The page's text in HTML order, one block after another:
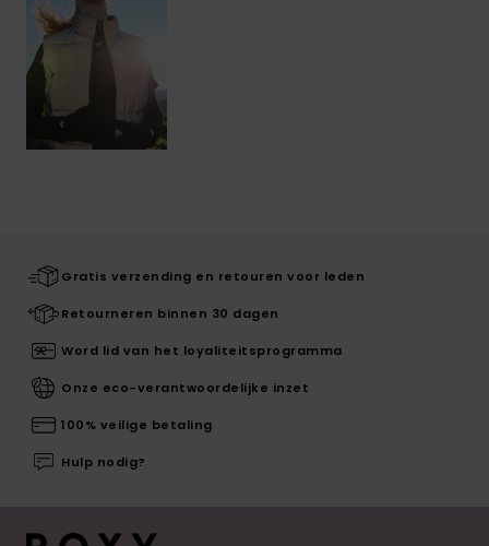
Gratis verzending en retouren voor leden
Retourneren binnen 30 dagen
Word lid van het loyaliteitsprogramma
Onze eco-verantwoordelijke inzet
100% veilige betaling
Hulp nodig?